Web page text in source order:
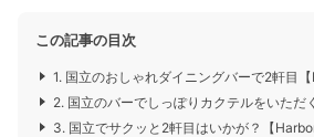
この記事の目次
1. 国立のおしゃれダイニングバーで2軒目
2. 国立のバーでしっぽりカクテルをいただ
3. 国立でサクッと2軒目はいかが？【